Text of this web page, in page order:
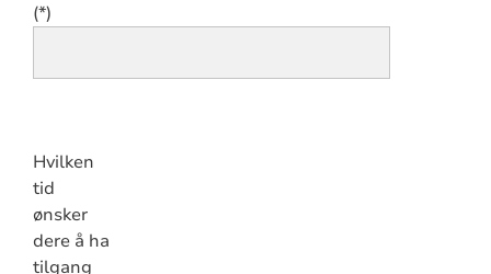
Hvilken
tid
ønsker
dere å ha
tilgang